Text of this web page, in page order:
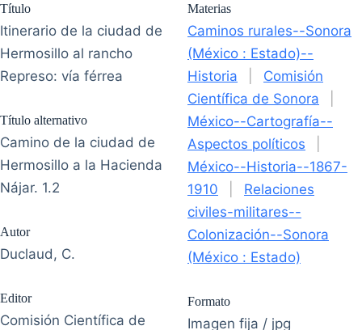
Título
Itinerario de la ciudad de
Hermosillo al rancho
Represo: vía férrea
Título alternativo
Camino de la ciudad de
Hermosillo a la Hacienda
Nájar. 1.2
Autor
Duclaud, C.
Editor
Comisión Científica de
Materias
Caminos rurales--Sonora
(México : Estado)--
Historia
Comisión
Científica de Sonora
México--Cartografía--
Aspectos políticos
México--Historia--1867-
1910
Relaciones
civiles-militares--
Colonización--Sonora
(México : Estado)
Formato
Imagen fija / jpg